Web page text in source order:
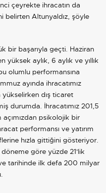
çeyrekte ihracatın da
belirten Altunyaldız, şöyle
bir başarıyla geçti. Haziran
yüksek aylık, 6 aylık ve yıllık
olumlu performansına
ayında ihracatımız
dış ticaret
durumda. İhracatımız 201,5
açımızdan psikolojik bir
performansı ve yatırım
hızla gittiğini gösteriyor.
döneme göre yüzde 21'lik
tarihinde ilk defa 200 milyar